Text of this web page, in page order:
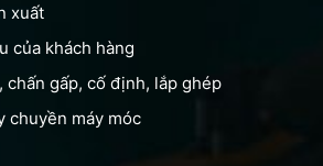
xuất
của khách hàng
chấn gấp, cố định, lắp ghép
chuyền máy móc